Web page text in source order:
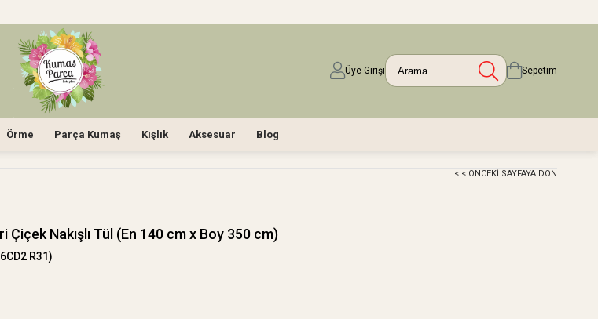
Üye Girişi Sepetim
Örme Parça Kumaş Kışlık Aksesuar Blog
< < ÖNCEKI SAYFAYA DÖN
Çiçek Nakışlı Tül (En 140 cm x Boy 350 cm)
R31)